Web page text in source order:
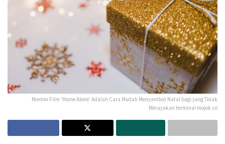
Nonton Film 'Home Alone' Adalah Cara Mudah Menyambut Natal bagi yang Tidak
Merayakan terminal mojok.co